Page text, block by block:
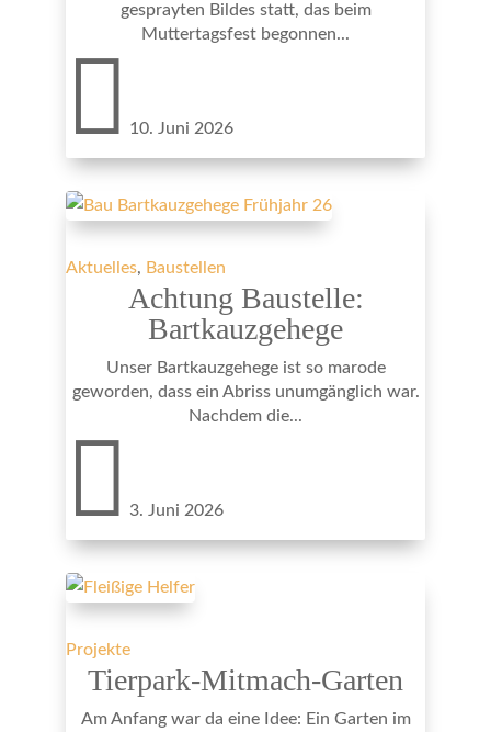
gesprayten Bildes statt, das beim
Muttertagsfest begonnen...
 10. Juni 2026
Aktuelles, Baustellen
Achtung Baustelle:
Bartkauzgehege
Unser Bartkauzgehege ist so marode
geworden, dass ein Abriss unumgänglich war.
Nachdem die...
 3. Juni 2026
Projekte
Tierpark-Mitmach-Garten
Am Anfang war da eine Idee: Ein Garten im